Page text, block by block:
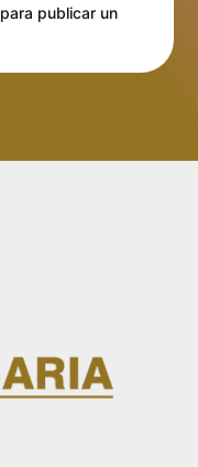
para publicar un